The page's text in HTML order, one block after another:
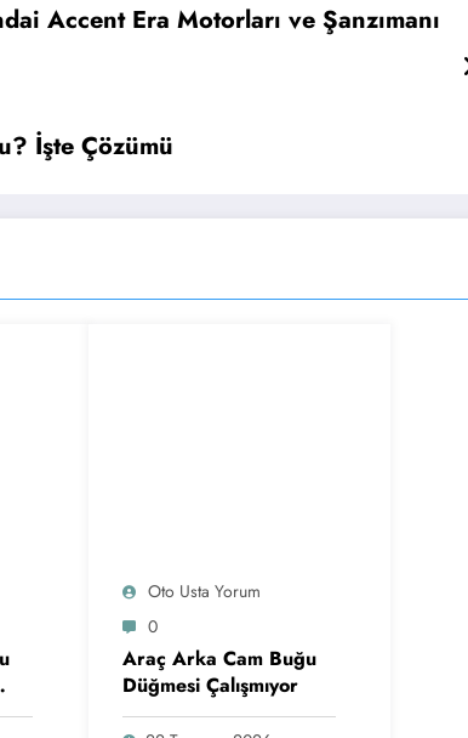
Accent Era Motorları ve Şanzımanı
İşte Çözümü
Oto Usta Yorum
0
Araç Arka Cam Buğu
Düğmesi Çalışmıyor